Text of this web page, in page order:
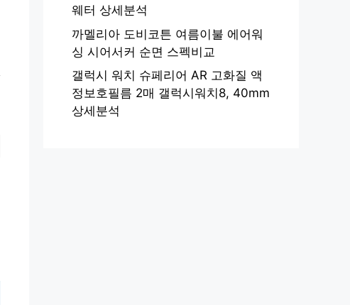
웨터 상세분석
까멜리아 도비코튼 여름이불 에어워
싱 시어서커 순면 스펙비교
갤럭시 워치 슈페리어 AR 고화질 액
정보호필름 2매 갤럭시워치8, 40mm
상세분석